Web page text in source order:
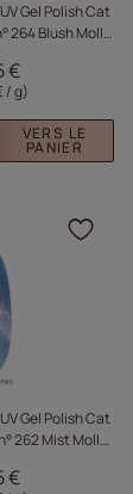
Gel Polish Cat
264 Blush Molly
€
/ g)
VERS LE
PANIER
Gel Polish Cat
262 Mist Molly
€